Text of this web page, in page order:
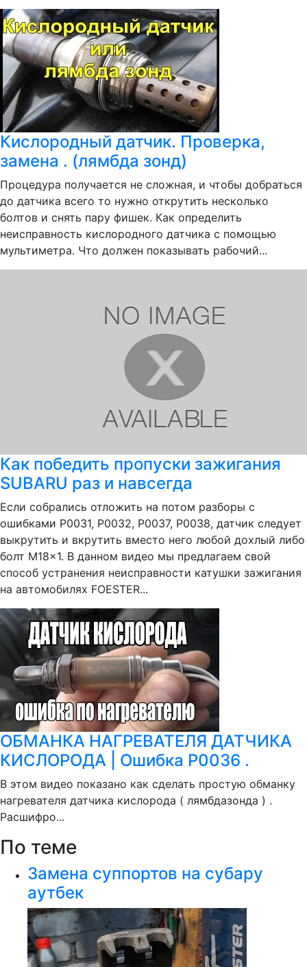
Кислородный датчик. Проверка,
замена . (лямбда зонд)
Процедура получается не сложная, и чтобы добраться
до датчика всего то нужно открутить несколько
болтов и снять пару фишек. Как определить
неисправность кислородного датчика с помощью
мультиметра. Что должен показывать рабочий...
Как победить пропуски зажигания
SUBARU раз и навсегда
Если собрались отложить на потом разборы с
ошибками P0031, P0032, P0037, P0038, датчик следует
выкрутить и вкрутить вместо него любой дохлый либо
болт M18x1. В данном видео мы предлагаем свой
способ устранения неисправности катушки зажигания
на автомобилях FOESTER...
ОБМАНКА НАГРЕВАТЕЛЯ ДАТЧИКА
КИСЛОРОДА | Ошибка P0036 .
В этом видео показано как сделать простую обманку
нагревателя датчика кислорода ( лямбдазонда ) .
Расшифро...
По теме
Замена суппортов на субару
аутбек